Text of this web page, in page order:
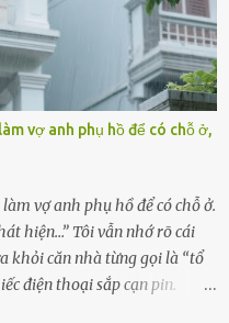
tâm: bỏ lại đứa trẻ. Họ
và ký vào giấy từ chối
lý bé như một trường hợp bị
họ – Trần Lệ Mi – vẫn đang
biết chuyện gì xảy ra.
sát công tác tại địa phương,
đi trong lặng lẽ. Nét mặt đỏ
vợ anh phụ hồ để có chỗ ở,
vợ anh phụ hồ để có chỗ ở.
hiện…” Tôi vẫn nhớ rõ cái
khỏi căn nhà từng gọi là “tổ
điện thoại sắp cạn pin.